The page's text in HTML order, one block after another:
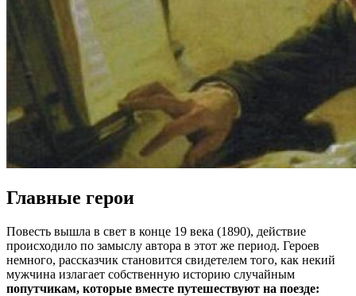
Главные герои
Повесть вышла в свет в конце 19 века (1890), действие
происходило по замыслу автора в этот же период. Героев
немного, рассказчик становится свидетелем того, как некий
мужчина излагает собственную историю случайным
попутчикам, которые вместе путешествуют на поезде: